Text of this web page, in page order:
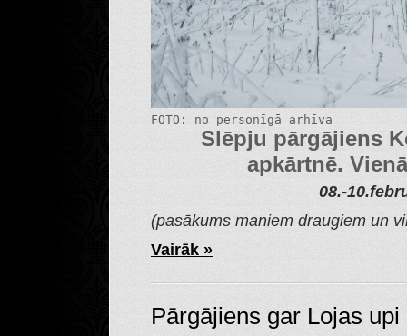
FOTO: no personīgā arhīva
Slēpju pārgājiens
apkārtnē.
08.-
(pasākums maniem draugiem un
Vairāk »
Pārgājiens gar Lojas upi